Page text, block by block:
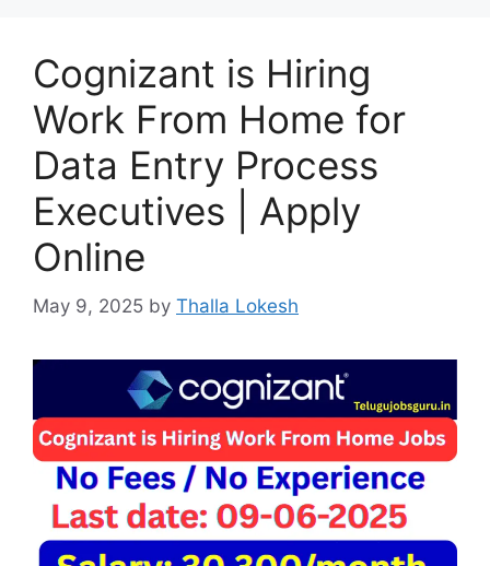
Cognizant is Hiring
Work From Home for
Data Entry Process
Executives | Apply
Online
May 9, 2025 by Thalla Lokesh